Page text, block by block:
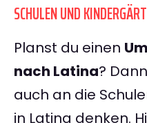
SCHULEN UND
Planst du einen
nach Latina?
auch an die
in Latina denken.